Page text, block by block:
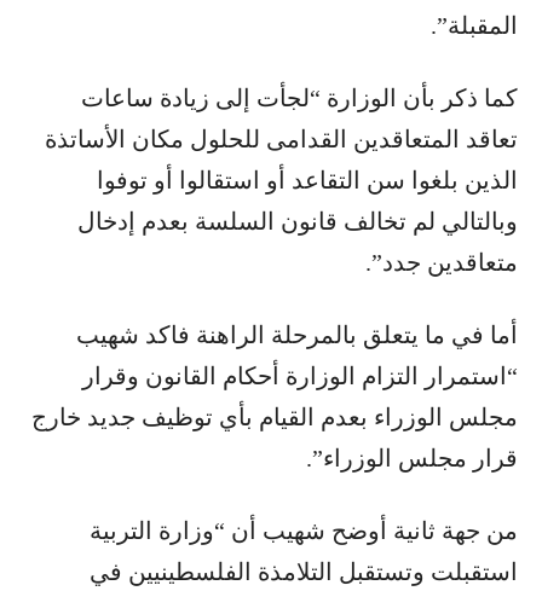
المقبلة”.
كما ذكر بأن الوزارة “لجأت إلى زيادة ساعات
تعاقد المتعاقدين القدامى للحلول مكان الأساتذة
الذين بلغوا سن التقاعد أو استقالوا أو توفوا
وبالتالي لم تخالف قانون السلسة بعدم إدخال
متعاقدين جدد”.
أما في ما يتعلق بالمرحلة الراهنة فاكد شهيب
“استمرار التزام الوزارة أحكام القانون وقرار
مجلس الوزراء بعدم القيام بأي توظيف جديد خارج
قرار مجلس الوزراء”.
من جهة ثانية أوضح شهيب أن “وزارة التربية
استقبلت وتستقبل التلامذة الفلسطينيين في